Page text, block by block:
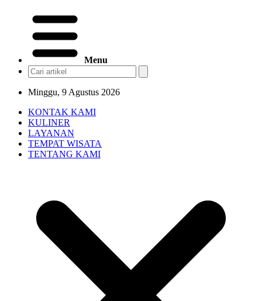
Menu
Minggu, 9 Agustus 2026
KONTAK KAMI
KULINER
LAYANAN
TEMPAT WISATA
TENTANG KAMI